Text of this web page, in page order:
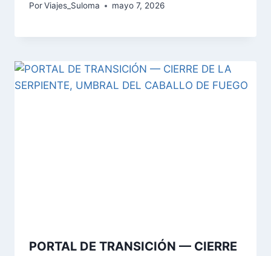
PorViajes_Suloma mayo 7, 2026
PORTAL DE TRANSICIÓN — CIERRE